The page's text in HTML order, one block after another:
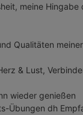
meine Hingabe
Qualitäten
& Lust,
wieder genießen
Übungen dh